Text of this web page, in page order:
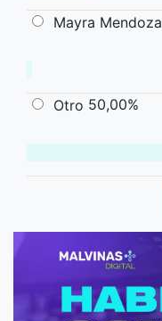
Mayra Mendoza
Otro 50,00%